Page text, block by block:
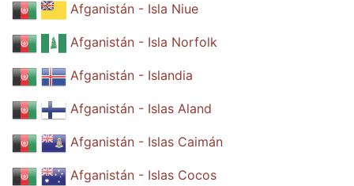
Afganistán - Isla Niue
Afganistán - Isla Norfolk
Afganistán - Islandia
Afganistán - Islas Aland
Afganistán - Islas Caimán
Afganistán - Islas Cocos